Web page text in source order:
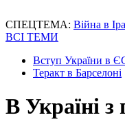
СПЕЦТЕМА: Війна в
ВСІ ТЕМИ
Вступ України в
Теракт в Барселоні
В Україні